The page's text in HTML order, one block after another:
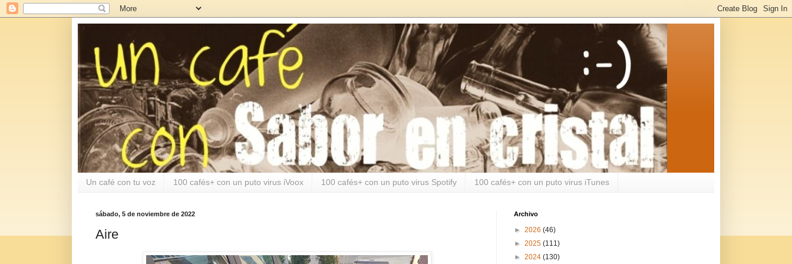
Un café con tu voz 100 cafés+ con un puto virus iVoox 100 cafés+ con un puto virus Spotify 100 cafés+ con un puto virus iTunes
sábado, 5 de noviembre de 2022
Aire
Archivo
► 2026 (46)
► 2025 (111)
► 2024 (130)